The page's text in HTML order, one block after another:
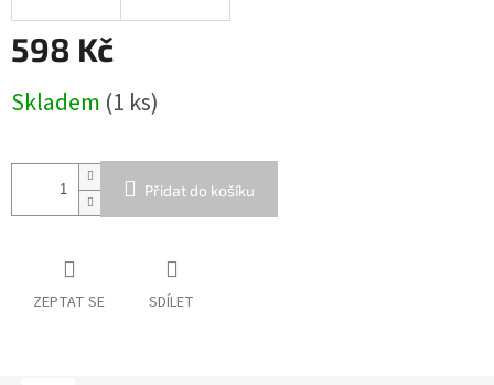
598 Kč
cena:
Skladem (1 ks)
Přidat do košíku
ZEPTAT SE SDÍLET